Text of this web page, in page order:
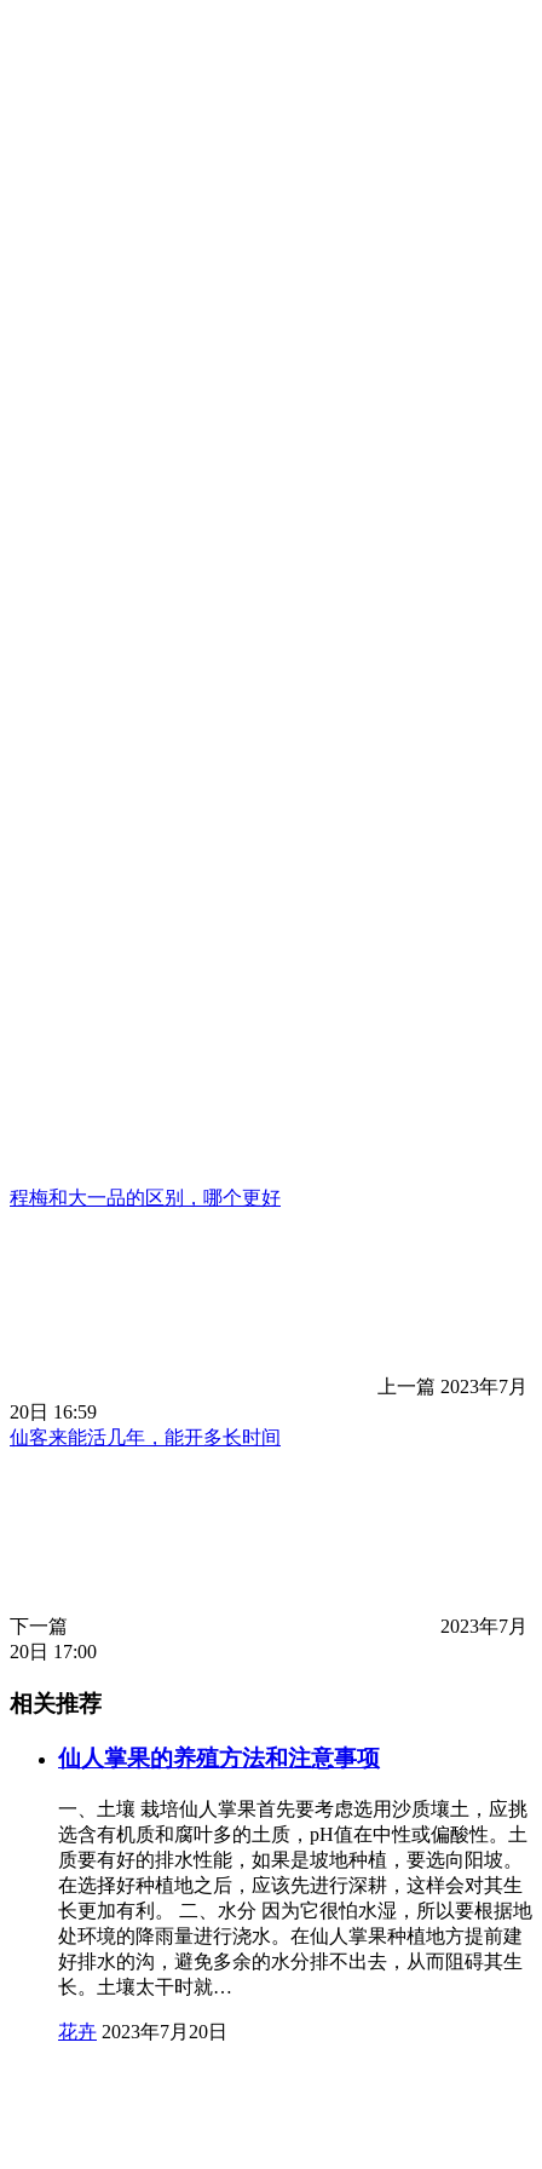
程梅和大一品的区别，哪个更好
上一篇 2023年7月
20日 16:59
仙客来能活几年，能开多长时间
下一篇
2023年7月
20日 17:00
相关推荐
仙人掌果的养殖方法和注意事项
一、土壤 栽培仙人掌果首先要考虑选用沙质壤土，应挑
选含有机质和腐叶多的土质，pH值在中性或偏酸性。土
质要有好的排水性能，如果是坡地种植，要选向阳坡。
在选择好种植地之后，应该先进行深耕，这样会对其生
长更加有利。 二、水分 因为它很怕水湿，所以要根据地
处环境的降雨量进行浇水。在仙人掌果种植地方提前建
好排水的沟，避免多余的水分排不出去，从而阻碍其生
长。土壤太干时就…
花卉 2023年7月20日